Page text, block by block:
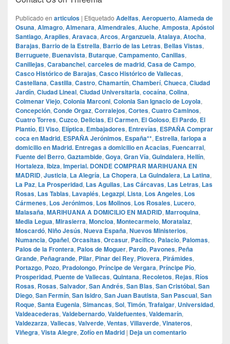
Publicado en articulos | Etiquetado Adelfas, Aeropuerto, Alameda de
Osuna, Almagro, Almenara, Almendrales, Aluche, Amposta, Apóstol
Santiago, Arapiles, Aravaca, Arcos, Arganzuela, Atalaya, Atocha,
Barajas, Barrio de la Estrella, Barrio de las Letras, Bellas Vistas,
Berruguete, Buenavista, Butarque, Campamento, Canillas,
Canillejas, Carabanchel, carceles de madrid, Casa de Campo,
Casco Histórico de Barajas, Casco Histórico de Vallecas,
Castellana, Castilla, Castro, Chamartín, Chamberí, Chueca, Ciudad
Jardín, Ciudad Lineal, Ciudad Universitaria, cocaína, Colina,
Colmenar Viejo, Colonia Marconi, Colonia San Ignacio de Loyola,
Concepción, Conde Orgaz, Corralejos, Cortes, Cuatro Caminos,
Cuatro Torres, Cuzco, Delicias, El Carmen, El Goloso, El Pardo, El
Plantío, El Viso, Elíptica, Embajadores, Entrevías, ESPAÑA Comprar
coca en Madrid, ESPAÑA Jerónimos, España**, Estrella, farlopa a
domicilio en Madrid. Entregas a domicilio en Acacias, Fuencarral,
Fuente del Berro, Gaztambide, Goya, Gran Vía, Guindalera, Hellín,
Hortaleza, Ibiza, Imperial. DONDE COMPRAR MARIHUANA EN
MADRID, Justicia, La Alegría, La Chopera, La Guindalera, La Latina,
La Paz, La Prosperidad, Las Aguilas, Las Cárcavas, Las Letras, Las
Rosas, Las Tablas, Lavapiés, Legazpi, Lista, Los Angeles, Los
Cármenes, Los Jerónimos, Los Molinos, Los Rosales, Lucero,
Malasaña, MARIHUANA A DOMICILIO EN MADRID, Marroquina,
Media Legua, Mirasierra, Moncloa, Montecarmelo, Moratalaz,
Moscardó, Niño Jesús, Nueva España, Nuevos Ministerios,
Numancia, Opañel, Orcasitas, Orcasur, Pacífico, Palacio, Palomas,
Palos de la Frontera, Palos de Moguer, Pardo, Pavones, Peña
Grande, Peñagrande, Pilar, Pinar del Rey, Piovera, Pirámides,
Portazgo, Pozo, Pradolongo, Príncipe de Vergara, Príncipe Pío,
Prosperidad, Puente de Vallecas, Quintana, Recoletos, Rejas, Ríos
Rosas, Rosas, Salvador, San Andrés, San Blas, San Cristóbal, San
Diego, San Fermín, San Isidro, San Juan Bautista, San Pascual, San
Roque, Santa Eugenia, Simancas, Sol, Timón, Trafalgar, Universidad,
Valdeacederas, Valdebernardo, Valdefuentes, Valdemarín,
Valdezarza, Vallecas, Valverde, Ventas, Villaverde, Vinateros,
Viñegra, Vista Alegre, Zofío en Madrid | Deja un comentario